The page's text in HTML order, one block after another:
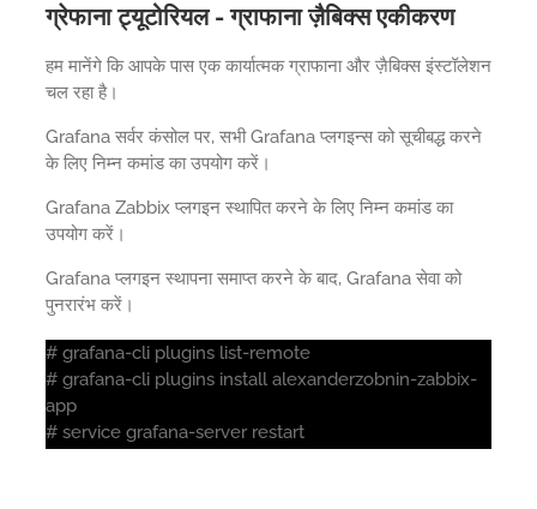
ग्रेफाना ट्यूटोरियल - ग्राफाना ज़ैबिक्स एकीकरण
हम मानेंगे कि आपके पास एक कार्यात्मक ग्राफाना और ज़ैबिक्स इंस्टॉलेशन
चल रहा है।
Grafana सर्वर कंसोल पर, सभी Grafana प्लगइन्स को सूचीबद्ध करने
के लिए निम्न कमांड का उपयोग करें।
Grafana Zabbix प्लगइन स्थापित करने के लिए निम्न कमांड का
उपयोग करें।
Grafana प्लगइन स्थापना समाप्त करने के बाद, Grafana सेवा को
पुनरारंभ करें।
# grafana-cli plugins list-remote
# grafana-cli plugins install alexanderzobnin-zabbix-
app
# service grafana-server restart